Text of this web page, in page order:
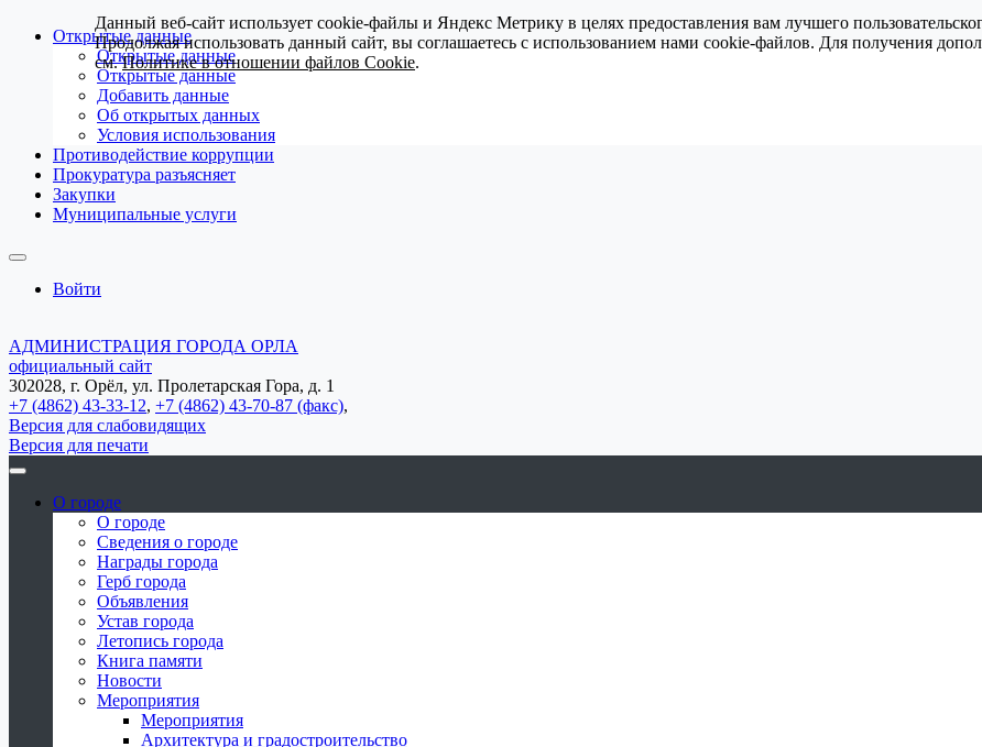
Открытые данные
Открытые данные
Открытые данные
Добавить данные
Об открытых данных
Условия использования
Противодействие коррупции
Прокуратура разъясняет
Закупки
Муниципальные услуги
Войти
АДМИНИСТРАЦИЯ ГОРОДА ОРЛА
официальный сайт
302028, г. Орёл, ул. Пролетарская Гора, д. 1
+7 (4862) 43-33-12, +7 (4862) 43-70-87 (факс),
Версия для слабовидящих
Версия для печати
О городе
О городе
Сведения о городе
Награды города
Герб города
Объявления
Устав города
Летопись города
Книга памяти
Новости
Мероприятия
Мероприятия
Архитектура и градостроительство
Данный веб-сайт использует cookie-файлы и Яндекс Метрику в целях предоставления вам лучшего
Продолжая использовать данный сайт, вы соглашаетесь с использованием нами cookie-файлов. Для получения
см.Политике в отношении файлов Cookie.